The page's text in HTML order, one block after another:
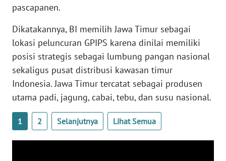
pascapanen.
Dikatakannya, BI memilih Jawa Timur sebagai
lokasi peluncuran GPIPS karena dinilai memiliki
posisi strategis sebagai lumbung pangan nasional
sekaligus pusat distribusi kawasan timur
Indonesia. Jawa Timur tercatat sebagai produsen
utama padi, jagung, cabai, tebu, dan susu nasional.
1 2 Selanjutnya Lihat Semua
BABEL
WN
SUMBAR
SUMSEL
WN
BENGKULU